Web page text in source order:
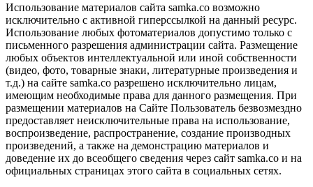
Использование материалов сайта samka.co возможно
исключительно с активной гиперссылкой на данный ресурс.
Использование любых фотоматериалов допустимо только с
письменного разрешения администрации сайта. Размещение
любых объектов интеллектуальной или иной собственности
(видео, фото, товарные знаки, литературные произведения и
т.д.) на сайте samka.co разрешено исключительно лицам,
имеющим необходимые права для данного размещения. При
размещении материалов на Сайте Пользователь безвозмездно
предоставляет неисключительные права на использование,
воспроизведение, распространение, создание производных
произведений, а также на демонстрацию материалов и
доведение их до всеобщего сведения через сайт samka.co и на
официальных страницах этого сайта в социальных сетях.